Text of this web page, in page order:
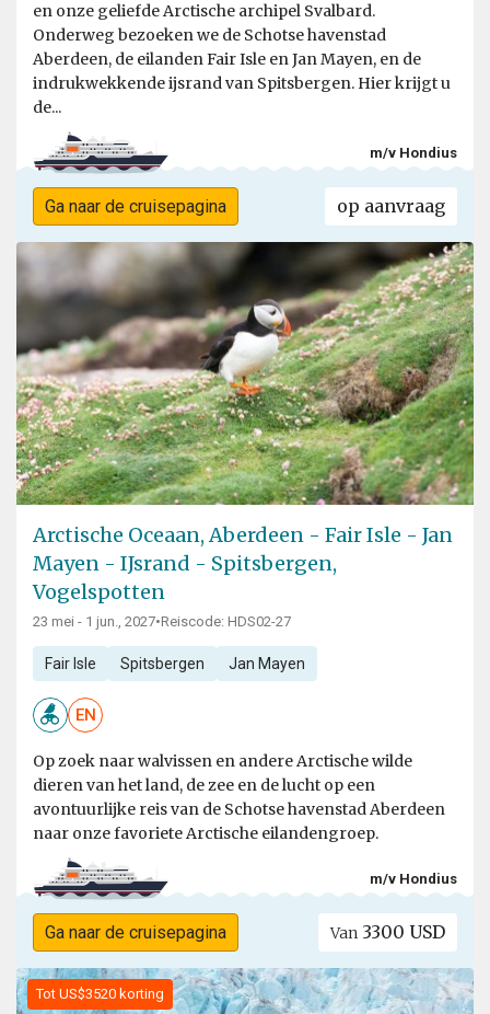
en onze geliefde Arctische archipel Svalbard.
Onderweg bezoeken we de Schotse havenstad
Aberdeen, de eilanden Fair Isle en Jan Mayen, en de
indrukwekkende ijsrand van Spitsbergen. Hier krijgt u
de...
m/v Hondius
Ga naar de cruisepagina op aanvraag
Arctische Oceaan, Aberdeen - Fair Isle - Jan
Mayen - IJsrand - Spitsbergen,
Vogelspotten
23 mei - 1 jun., 2027•Reiscode: HDS02-27
Fair Isle Spitsbergen Jan Mayen
EN
Op zoek naar walvissen en andere Arctische wilde
dieren van het land, de zee en de lucht op een
avontuurlijke reis van de Schotse havenstad Aberdeen
naar onze favoriete Arctische eilandengroep.
m/v Hondius
Ga naar de cruisepagina Van 3300 USD
Tot US$3520 korting